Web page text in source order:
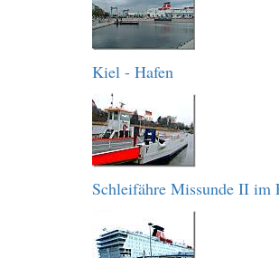
Kiel - Hafen
Schleifähre Missunde II im